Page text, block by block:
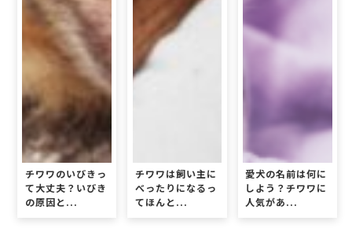
チワワのいびきっ
て大丈夫？いびき
の原因と...
チワワは飼い主に
べったりになるっ
てほんと...
愛犬の名前は何に
しよう？チワワに
人気があ...